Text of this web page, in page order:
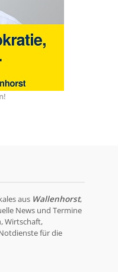
aus Wallenhorst,
News und Termine
Wirtschaft,
für die